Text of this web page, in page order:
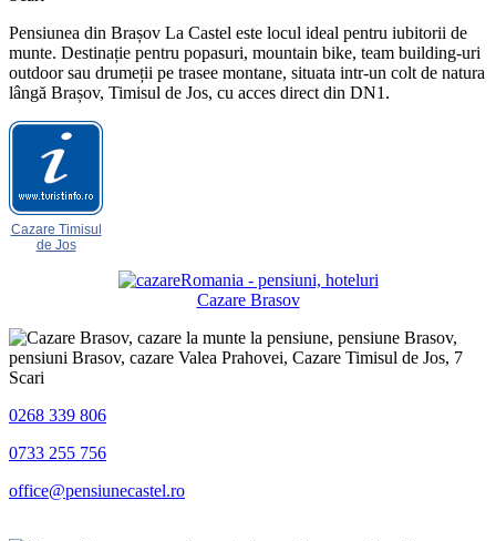
Pensiunea din Brașov La Castel este locul ideal pentru iubitorii de
munte. Destinație pentru popasuri, mountain bike, team building-uri
outdoor sau drumeții pe trasee montane, situata intr-un colt de natura
lângă Brașov, Timisul de Jos, cu acces direct din DN1.
Cazare Timisul
de Jos
Cazare Brasov
0268 339 806
0733 255 756
office@pensiunecastel.ro